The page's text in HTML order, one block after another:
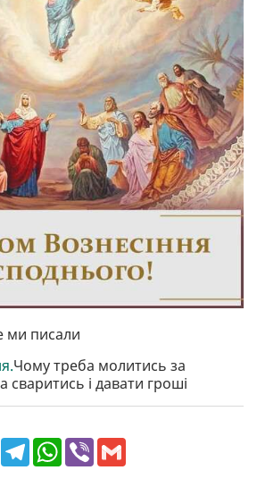
ми писали
Чому треба молитись за
сваритись і давати гроші
E
m
T
e
W
h
V